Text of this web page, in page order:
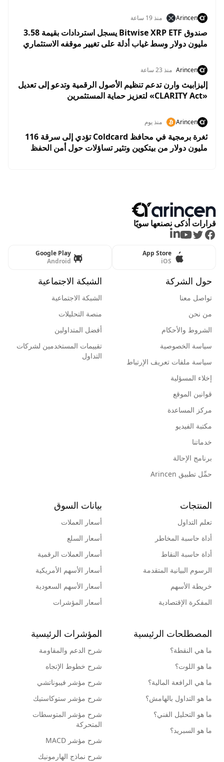
Arincen منذ 19 ساعة
صندوق Bitwise XRP ETF يسجل استردادات بقيمة 3.58
مليون دولار وسط غياب أدلة على تغيير موقفه الاستثماري
Arincen منذ 23 ساعة
إليزابيث وارن تدعم تنظيم الأصول الرقمية وتدعو إلى تعديل
«CLARITY Act» لتعزيز حماية المستثمرين
Arincen منذ يوم
ثغرة برمجية في محافظ Coldcard تؤدي إلى سرقة 116
مليون دولار من بيتكوين وتثير تساؤلات حول أمن الحفظ
قرارات أذكى نصنعها سويًا
Facebook
Twitter
Youtube
LinkedIn
App Store
iOS
Google Play
Android
حول الشركة
تواصل معنا
من نحن
الشروط والأحكام
سياسة الخصوصية
سياسة ملفات تعريف الإرتباط
إخلاء المسؤلية
قوانين الموقع
مركز المساعدة
مكتبة الفيديو
خدماتنا
برنامج الإحالة
حمِّل تطبيق Arincen
الشبكة الاجتماعية
الشبكة الاجتماعية
منصة التحليلات
أفضل المتداولين
تقييمات المستخدمين لشركات
التداول
المنتجات
تعلم التداول
أداة حاسبة المخاطر
أداة حاسبة النقاط
الرسوم البيانية المتقدمة
خريطة الأسهم
المفكرة الإقتصادية
بيانات السوق
أسعار العملات
أسعار السلع
أسعار العملات الرقمية
أسعار الأسهم الأمريكية
أسعار الأسهم السعودية
أسعار المؤشرات
المصطلحات الرئيسية
ما هي النقطة؟
ما هو اللوت؟
ما هي الرافعة المالية؟
ما هو التداول بالهامش؟
ما هو التحليل الفني؟
ما هو السبريد؟
المؤشرات الرئيسية
شرح الدعم والمقاومة
شرح خطوط الإتجاه
شرح مؤشر فيبوناتشي
شرح مؤشر ستوكاستيك
شرح مؤشر المتوسطات
المتحركة
شرح مؤشر MACD
شرح نماذج الهارمونيك